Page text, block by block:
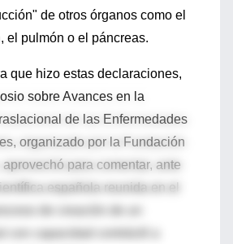
de otros órganos como el
el pulmón o el páncreas.
que hizo estas declaraciones,
sobre Avances en la
de las Enfermedades
organizado por la Fundación
aprovechó para comentar, ante
española reunida en el
con capacidad contráctil a